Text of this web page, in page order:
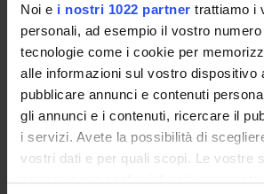
Noi e i nostri 1022 partner trattiamo i
personali, ad esempio il vostro
tecnologie come i cookie per
alle informazioni sul vostro dispositivo
pubblicare annunci e contenuti
gli annunci e i contenuti, ricercare il
i servizi. Avete la possibilità di
vostri dati e per quali scopi. Le vostre
privacy sono applicabili solo su questa
Guido Francesco Fumagalli
Personale di spin-off
Francesca Marini
SEZIONI